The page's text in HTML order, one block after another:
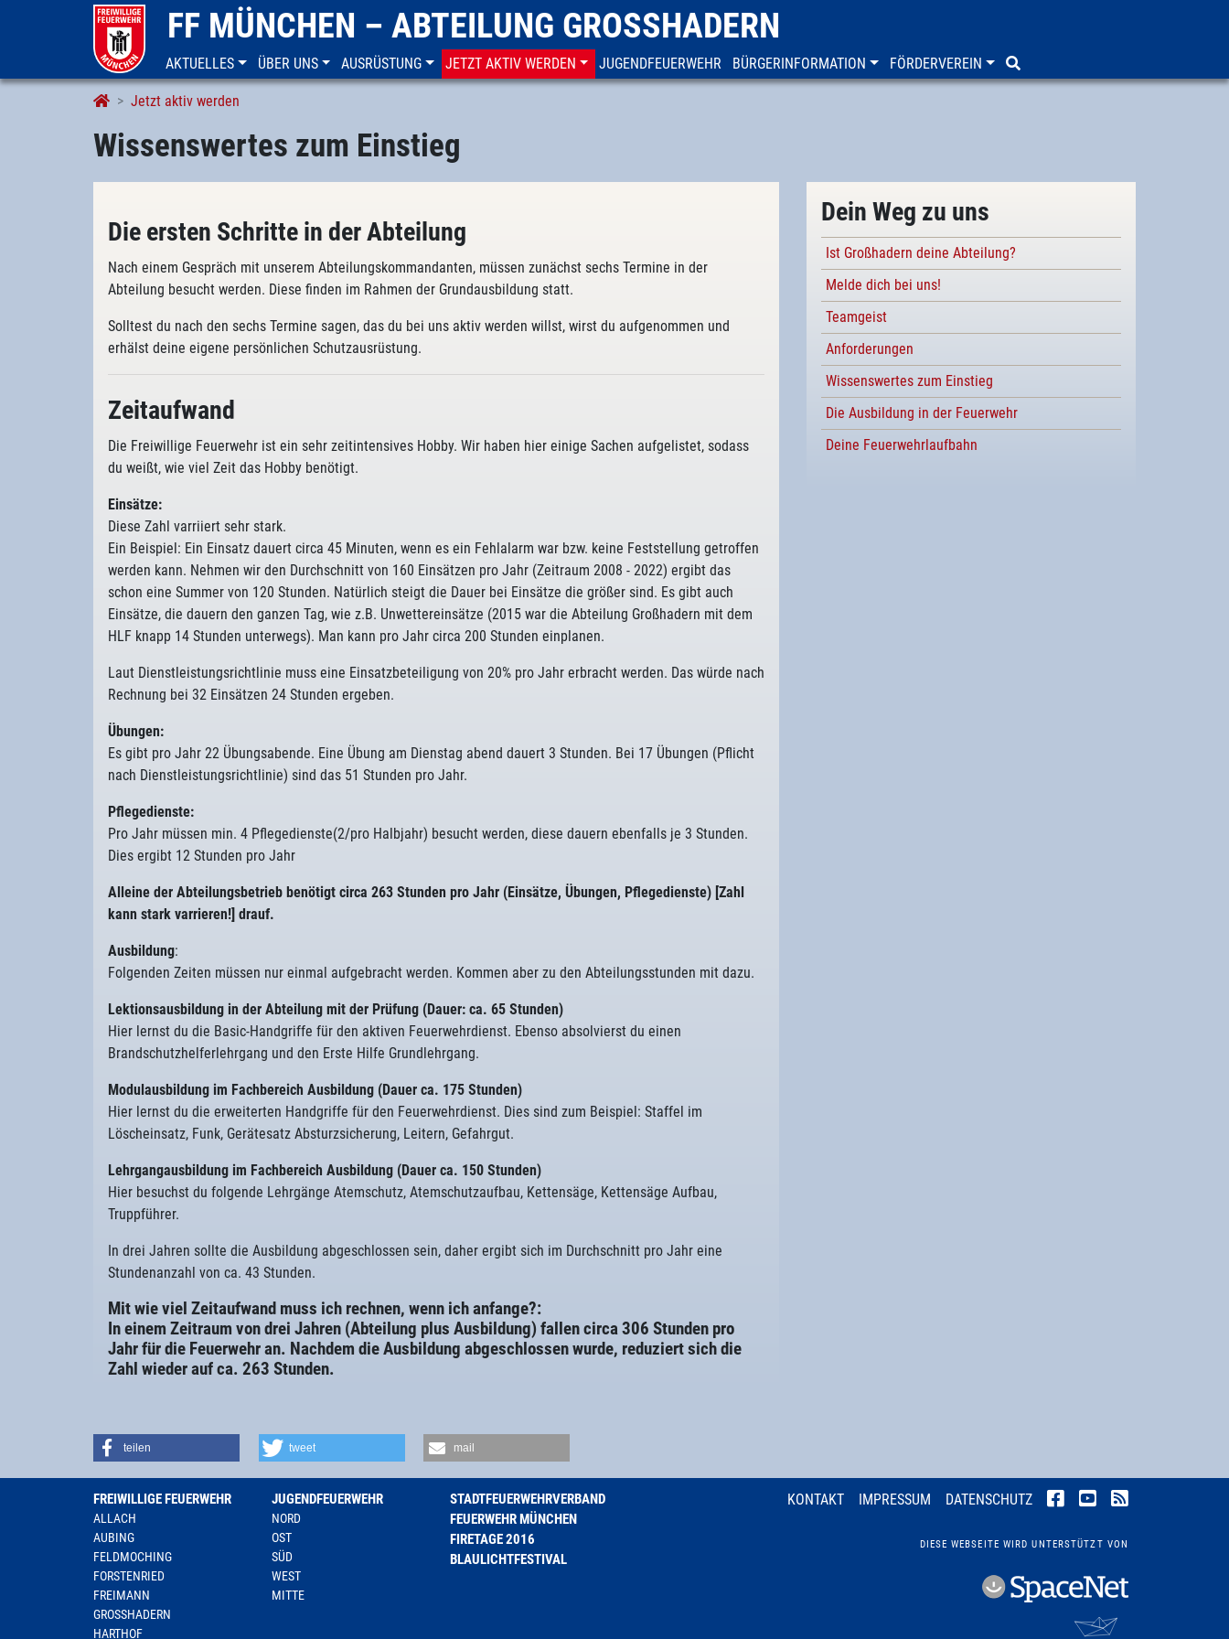
FF MÜNCHEN – ABTEILUNG GROSSHADERN
AKTUELLES ÜBER UNS AUSRÜSTUNG JETZT AKTIV WERDEN JUGENDFEUERWEHR BÜRGERINFORMATION FÖRDERVEREIN
Jetzt aktiv werden
Wissenswertes zum Einstieg
Wissenswertes zum Einstieg
Die ersten Schritte in der Abteilung
Nach einem Gespräch mit unserem Abteilungskommandanten, müssen zunächst sechs Termine in der
Abteilung besucht werden. Diese finden im Rahmen der Grundausbildung statt.
Solltest du nach den sechs Termine sagen, das du bei uns aktiv werden willst, wirst du aufgenommen und
erhälst deine eigene persönlichen Schutzausrüstung.
Zeitaufwand
Die Freiwillige Feuerwehr ist ein sehr zeitintensives Hobby. Wir haben hier einige Sachen aufgelistet, sodass
du weißt, wie viel Zeit das Hobby benötigt.
Einsätze:
Diese Zahl varriiert sehr stark.
Ein Beispiel: Ein Einsatz dauert circa 45 Minuten, wenn es ein Fehlalarm war bzw. keine Feststellung getroffen
werden kann. Nehmen wir den Durchschnitt von 160 Einsätzen pro Jahr (Zeitraum 2008 - 2022) ergibt das
schon eine Summer von 120 Stunden. Natürlich steigt die Dauer bei Einsätze die größer sind. Es gibt auch
Einsätze, die dauern den ganzen Tag, wie z.B. Unwettereinsätze (2015 war die Abteilung Großhadern mit dem
HLF knapp 14 Stunden unterwegs). Man kann pro Jahr circa 200 Stunden einplanen.
Laut Dienstleistungsrichtlinie muss eine Einsatzbeteiligung von 20% pro Jahr erbracht werden. Das würde nach
Rechnung bei 32 Einsätzen 24 Stunden ergeben.
Übungen:
Es gibt pro Jahr 22 Übungsabende. Eine Übung am Dienstag abend dauert 3 Stunden. Bei 17 Übungen (Pflicht
nach Dienstleistungsrichtlinie) sind das 51 Stunden pro Jahr.
Pflegedienste:
Pro Jahr müssen min. 4 Pflegedienste(2/pro Halbjahr) besucht werden, diese dauern ebenfalls je 3 Stunden.
Dies ergibt 12 Stunden pro Jahr
Alleine der Abteilungsbetrieb benötigt circa 263 Stunden pro Jahr (Einsätze, Übungen, Pflegedienste) [Zahl
kann stark varrieren!] drauf.
Ausbildung:
Folgenden Zeiten müssen nur einmal aufgebracht werden. Kommen aber zu den Abteilungsstunden mit dazu.
Lektionsausbildung in der Abteilung mit der Prüfung (Dauer: ca. 65 Stunden)
Hier lernst du die Basic-Handgriffe für den aktiven Feuerwehrdienst. Ebenso absolvierst du einen
Brandschutzhelferlehrgang und den Erste Hilfe Grundlehrgang.
Modulausbildung im Fachbereich Ausbildung (Dauer ca. 175 Stunden)
Hier lernst du die erweiterten Handgriffe für den Feuerwehrdienst. Dies sind zum Beispiel: Staffel im
Löscheinsatz, Funk, Gerätesatz Absturzsicherung, Leitern, Gefahrgut.
Lehrgangausbildung im Fachbereich Ausbildung (Dauer ca. 150 Stunden)
Hier besuchst du folgende Lehrgänge Atemschutz, Atemschutzaufbau, Kettensäge, Kettensäge Aufbau,
Truppführer.
In drei Jahren sollte die Ausbildung abgeschlossen sein, daher ergibt sich im Durchschnitt pro Jahr eine
Stundenanzahl von ca. 43 Stunden.
Mit wie viel Zeitaufwand muss ich rechnen, wenn ich anfange?:
In einem Zeitraum von drei Jahren (Abteilung plus Ausbildung) fallen circa 306 Stunden pro
Jahr für die Feuerwehr an. Nachdem die Ausbildung abgeschlossen wurde, reduziert sich die
Zahl wieder auf ca. 263 Stunden.
Dein Weg zu uns
Ist Großhadern deine Abteilung?
Melde dich bei uns!
Teamgeist
Anforderungen
Wissenswertes zum Einstieg
Die Ausbildung in der Feuerwehr
Deine Feuerwehrlaufbahn
teilen tweet mail
FREIWILLIGE FEUERWEHR
ALLACH
AUBING
FELDMOCHING
FORSTENRIED
FREIMANN
GROSSHADERN
HARTHOF
JUGENDFEUERWEHR
NORD
OST
SÜD
WEST
MITTE
STADTFEUERWEHRVERBAND
FEUERWEHR MÜNCHEN
FIRETAGE 2016
BLAULICHTFESTIVAL
KONTAKT IMPRESSUM DATENSCHUTZ
DIESE WEBSEITE WIRD UNTERSTÜTZT VON